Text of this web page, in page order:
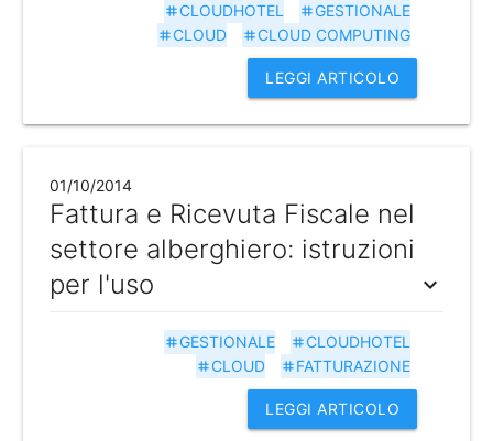
tag GESTIONALE
tag CLOUDHOTEL
tag CLOUD COMPUTING
tag CLOUD
LEGGI ARTICOLO
01/10/2014
Fattura e Ricevuta Fiscale nel
settore alberghiero: istruzioni
per l'uso
expand_more
tag CLOUDHOTEL
tag GESTIONALE
tag FATTURAZIONE
tag CLOUD
LEGGI ARTICOLO